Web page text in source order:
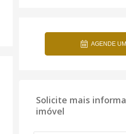
AGENDE
Solicite mais
imóvel